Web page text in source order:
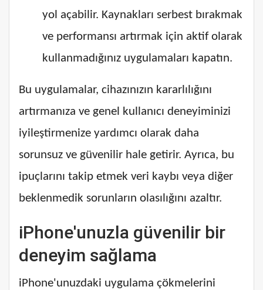
yol açabilir. Kaynakları serbest bırakmak
ve performansı artırmak için aktif olarak
kullanmadığınız uygulamaları kapatın.
Bu uygulamalar, cihazınızın kararlılığını
artırmanıza ve genel kullanıcı deneyiminizi
iyileştirmenize yardımcı olarak daha
sorunsuz ve güvenilir hale getirir. Ayrıca, bu
ipuçlarını takip etmek veri kaybı veya diğer
beklenmedik sorunların olasılığını azaltır.
iPhone'unuzla güvenilir bir
deneyim sağlama
iPhone'unuzdaki uygulama çökmelerini